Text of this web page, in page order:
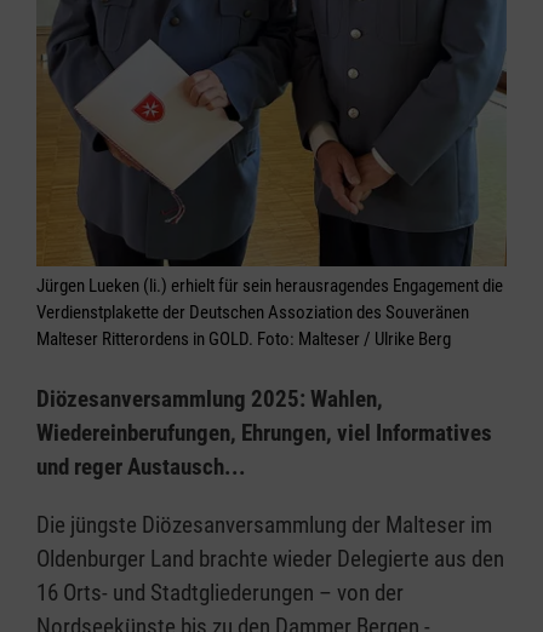
Jürgen Lueken (li.) erhielt für sein herausragendes Engagement die
Verdienstplakette der Deutschen Assoziation des Souveränen
Malteser Ritterordens in GOLD. Foto: Malteser / Ulrike Berg
Diözesanversammlung 2025: Wahlen,
Wiedereinberufungen, Ehrungen, viel Informatives
und reger Austausch...
Die jüngste Diözesanversammlung der Malteser im
Oldenburger Land brachte wieder Delegierte aus den
16 Orts- und Stadtgliederungen – von der